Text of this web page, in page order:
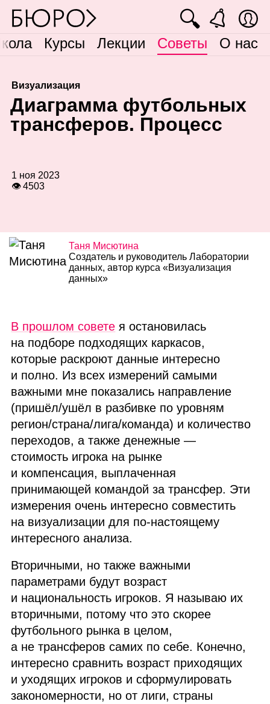
Курсы Лекции Советы О нас
🔍
Визуализация
Диаграмма футбольных
трансферов. Процесс
1 ноя 2023
👁 4503
Таня Мисютина
Создатель и руководитель Лаборатории
данных, автор курса «Визуализация
данных»
В прошлом совете я остановилась
на подборе подходящих каркасов,
которые раскроют данные интересно
и полно. Из всех измерений самыми
важными мне показались направление
(пришёл/ушёл в разбивке по уровням
регион/страна/лига/команда) и количество
переходов, а также денежные —
стоимость игрока на рынке
и компенсация, выплаченная
принимающей командой за трансфер. Эти
измерения очень интересно совместить
на визуализации для по‑настоящему
интересного анализа.
Вторичными, но также важными
параметрами будут возраст
и национальность игроков. Я называю их
вторичными, потому что это скорее
футбольного рынка в целом,
а не трансферов самих по себе. Конечно,
интересно сравнить возраст приходящих
и уходящих игроков и сформулировать
закономерности, но от лиги, страны